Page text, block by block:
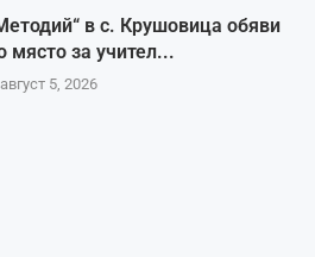
в с. Крушовица обяви
място за учител...
август 5, 2026